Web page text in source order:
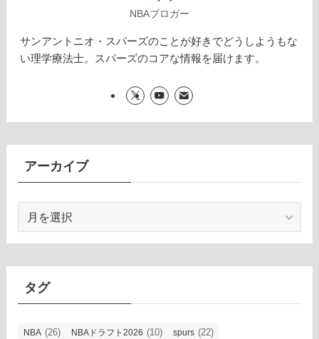
NBAブロガー
サンアントニオ・スパーズのことが好きでどうしようもな
い理学療法士。スパーズのコアな情報を届けます。
アーカイブ
カ
イ
タグ
NBA (26) NBAドラフト2026 (10) spurs (22)